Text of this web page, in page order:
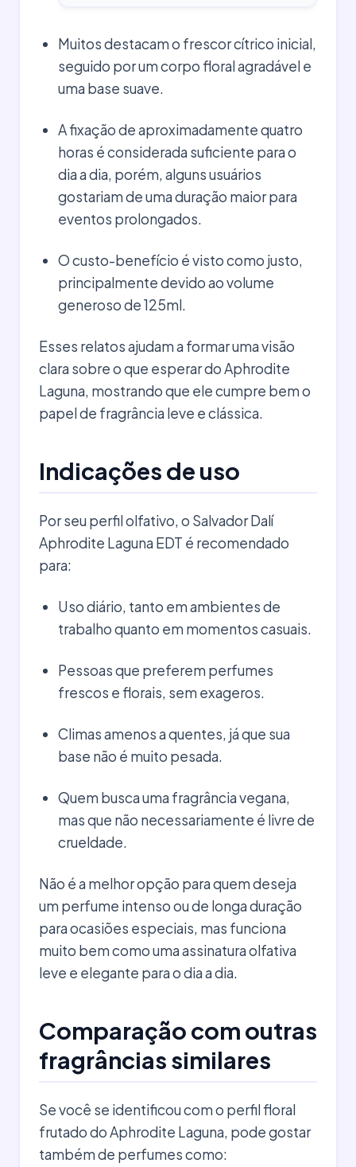
Muitos destacam o frescor cítrico inicial,
seguido por um corpo floral agradável e
uma base suave.
A fixação de aproximadamente quatro
horas é considerada suficiente para o
dia a dia, porém, alguns usuários
gostariam de uma duração maior para
eventos prolongados.
O custo-benefício é visto como justo,
principalmente devido ao volume
generoso de 125ml.
Esses relatos ajudam a formar uma visão
clara sobre o que esperar do Aphrodite
Laguna, mostrando que ele cumpre bem o
papel de fragrância leve e clássica.
Indicações de uso
Por seu perfil olfativo, o Salvador Dalí
Aphrodite Laguna EDT é recomendado
para:
Uso diário, tanto em ambientes de
trabalho quanto em momentos casuais.
Pessoas que preferem perfumes
frescos e florais, sem exageros.
Climas amenos a quentes, já que sua
base não é muito pesada.
Quem busca uma fragrância vegana,
mas que não necessariamente é livre de
crueldade.
Não é a melhor opção para quem deseja
um perfume intenso ou de longa duração
para ocasiões especiais, mas funciona
muito bem como uma assinatura olfativa
leve e elegante para o dia a dia.
Comparação com outras
fragrâncias similares
Se você se identificou com o perfil floral
frutado do Aphrodite Laguna, pode gostar
também de perfumes como: